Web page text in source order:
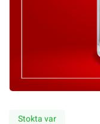
Stokta var